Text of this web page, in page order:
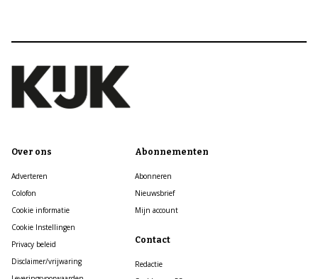
Over ons
Adverteren
Colofon
Cookie informatie
Cookie Instellingen
Privacy beleid
Disclaimer/vrijwaring
Abonnementen
Abonneren
Nieuwsbrief
Mijn account
Contact
Redactie